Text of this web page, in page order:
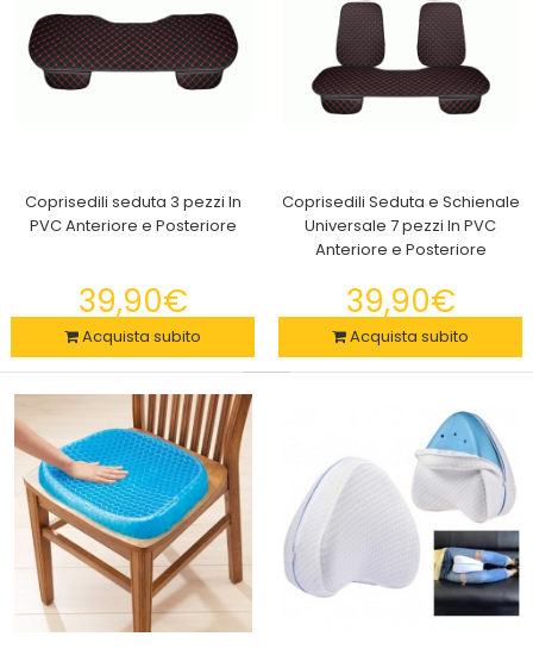
2x Trappola Zanzare e Insetti Elettrico, Sicuro per Te e per
Trappola Zanzare e Insetti Elettrico, Sicuro per Te e per
l'AmbienteSei spesso turbato dalle z..
Coprisedili seduta 3 pezzi In
PVC Anteriore e Posteriore
39,90€
Acquista subito
Coprisedili Seduta e Schienale
Universale 7 pezzi In PVC
Anteriore e Posteriore
39,90€
Acquista subito